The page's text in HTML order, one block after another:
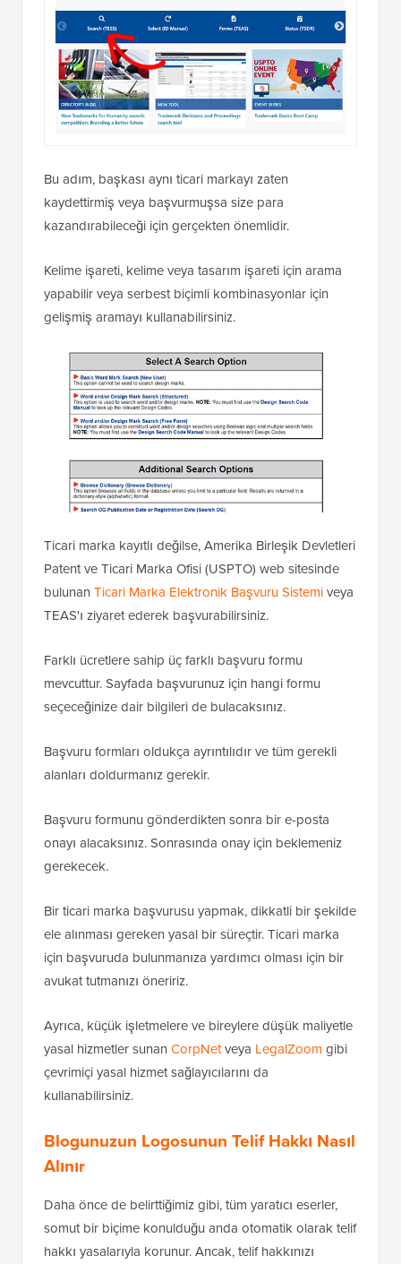
Bu adım, başkası aynı ticari markayı zaten
kaydettirmiş veya başvurmuşsa size para
kazandırabileceği için gerçekten önemlidir.
Kelime işareti, kelime veya tasarım işareti için arama
yapabilir veya serbest biçimli kombinasyonlar için
gelişmiş aramayı kullanabilirsiniz.
Ticari marka kayıtlı değilse, Amerika Birleşik Devletleri
Patent ve Ticari Marka Ofisi (USPTO) web sitesinde
bulunan Ticari Marka Elektronik Başvuru Sistemiveya
TEAS'ı ziyaret ederek başvurabilirsiniz.
Farklı ücretlere sahip üç farklı başvuru formu
mevcuttur. Sayfada başvurunuz için hangi formu
seçeceğinize dair bilgileri de bulacaksınız.
Başvuru formları oldukça ayrıntılıdır ve tüm gerekli
alanları doldurmanız gerekir.
Başvuru formunu gönderdikten sonra bir e-posta
onayı alacaksınız. Sonrasında onay için beklemeniz
gerekecek.
Bir ticari marka başvurusu yapmak, dikkatli bir şekilde
ele alınması gereken yasal bir süreçtir. Ticari marka
için başvuruda bulunmanıza yardımcı olması için bir
avukat tutmanızı öneririz.
Ayrıca, küçük işletmelere ve bireylere düşük maliyetle
yasal hizmetler sunan CorpNetveya LegalZoom gibi
çevrimiçi yasal hizmet sağlayıcılarını da
kullanabilirsiniz.
Blogunuzun Logosunun Telif Hakkı Nasıl
Alınır
Daha önce de belirttiğimiz gibi, tüm yaratıcı eserler,
somut bir biçime konulduğu anda otomatik olarak telif
hakkı yasalarıyla korunur. Ancak, telif hakkınızı